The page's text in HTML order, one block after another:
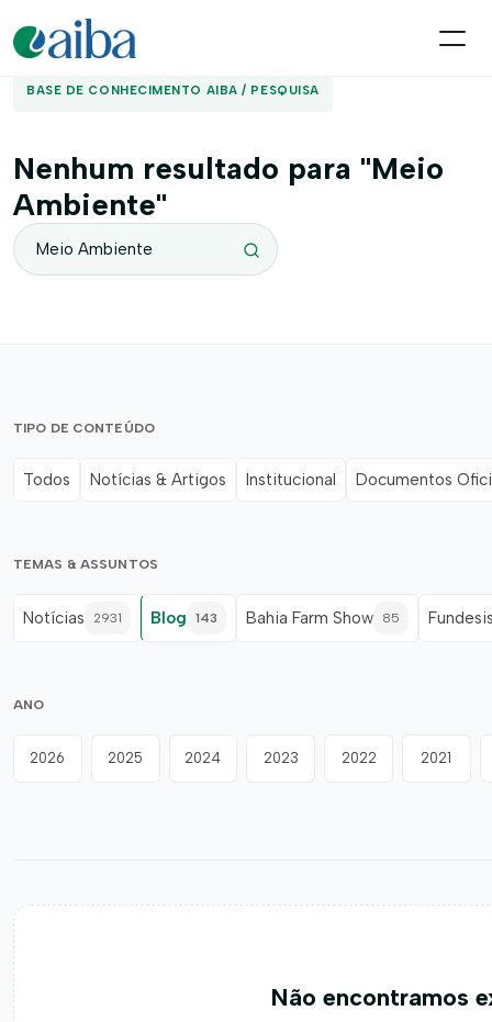
BASE DE CONHECIMENTO AIBA / PESQUISA
Nenhum resultado para "Meio
Ambiente"
TIPO DE CONTEÚDO
Todos Notícias & Artigos Institucional Documentos
TEMAS & ASSUNTOS
Notícias 2931 Blog 143 Bahia Farm Show 85
ANO
2026 2025 2024 2023 2022 2021
Não encontramos